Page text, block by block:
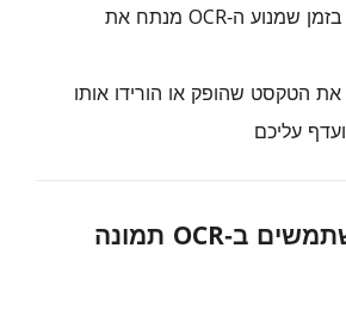
המתינו בזמן שמנוע ה‑OCR מנתח את
את הטקסט שהופק או הורידו אותו
עליכם
למה משתמשים ב‑OCR תמונה